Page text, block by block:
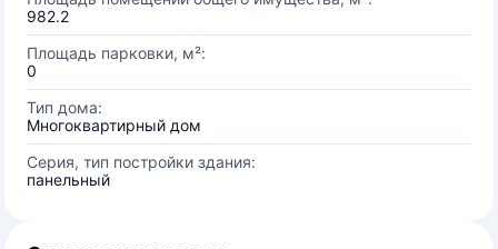
982.2
Площадь парковки, м²:
0
Тип дома:
Многоквартирный дом
Серия, тип постройки здания:
панельный